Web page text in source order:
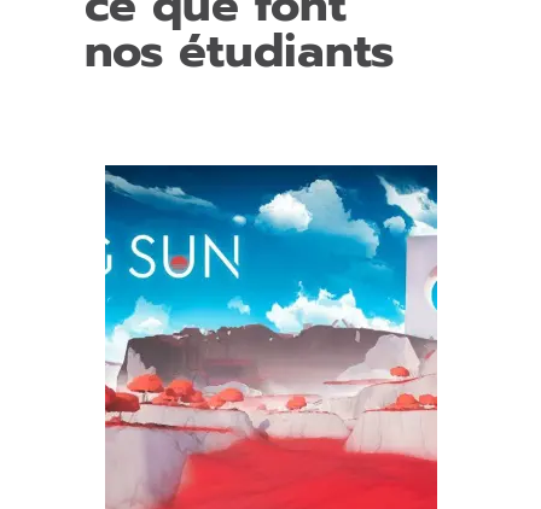
nos étudiants